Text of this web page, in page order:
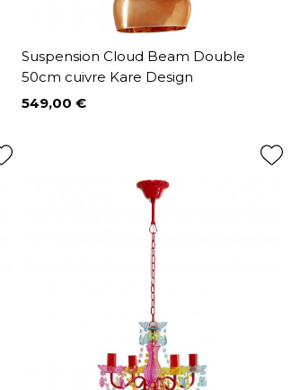
Suspension Cloud Beam Double
50cm cuivre Kare Design
Prix
549,00 €